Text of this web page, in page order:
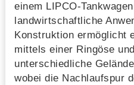
einem LIPCO-
landwirtschaftliche
Konstruktion ermöglicht
mittels einer Ringöse
unterschiedliche
wobei die Nachlaufspur